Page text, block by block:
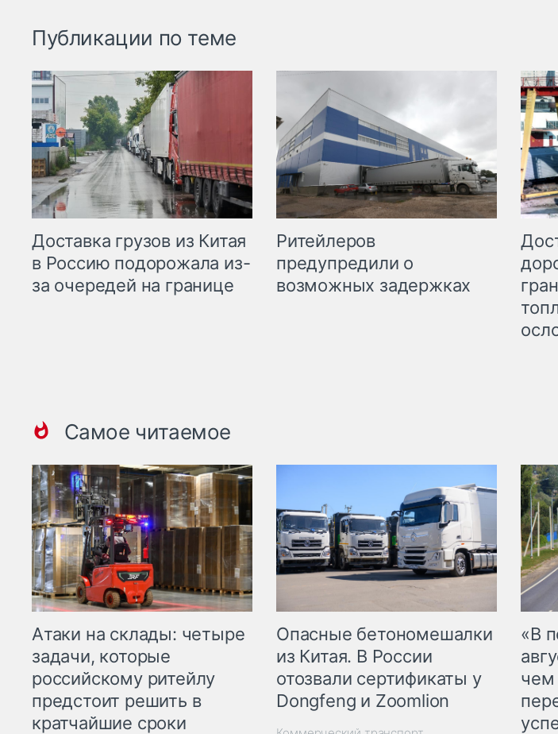
Публикации по теме
Доставка грузов из Китая
в Россию подорожала из-
за очередей на границе
Ритейлеров
предупредили о
возможных задержках
Самое читаемое
Атаки на склады: четыре
задачи, которые
российскому ритейлу
предстоит решить в
кратчайшие сроки
Опасные бетономешалки
из Китая. В России
отозвали сертификаты у
Dongfeng и Zoomlion
«В
чем